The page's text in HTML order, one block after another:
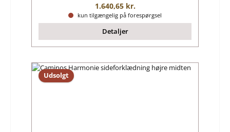
Almindelig pris:
1.640,65 kr.
kun tilgængelig på forespørgsel
Detaljer
Udsolgt